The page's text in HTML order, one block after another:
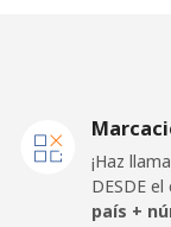
Celular
¡Haz
DESDE
país +